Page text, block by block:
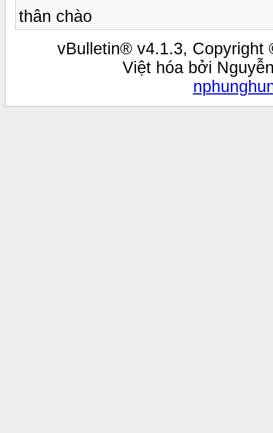
thân chào
vBulletin® v4.1.3, Copyright
Việt hóa bởi